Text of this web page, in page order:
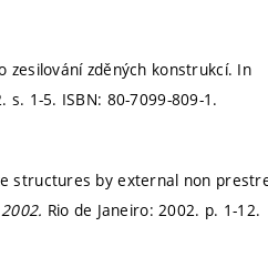
zesilování zděných konstrukcí. In
s. 1-5. ISBN: 80-7099-809-1.
structures by external non
Rio de Janeiro: 2002. p. 1-12.